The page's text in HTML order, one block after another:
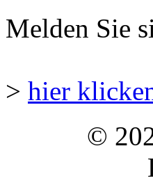
Melden Sie
> hier
©